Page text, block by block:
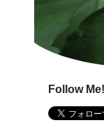
Follow Me!